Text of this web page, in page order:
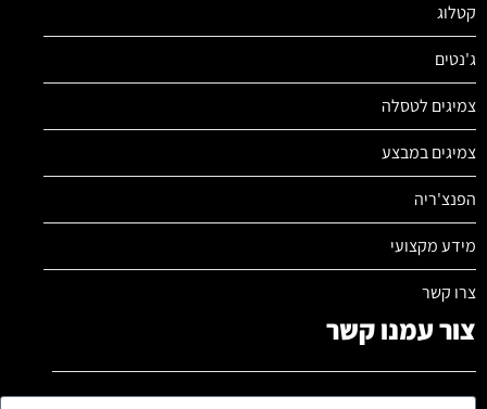
קטלוג
ג'נטים
צמיגים לטסלה
צמיגים במבצע
הפנצ'ריה
מידע מקצועי
צרו קשר
צור עמנו קשר